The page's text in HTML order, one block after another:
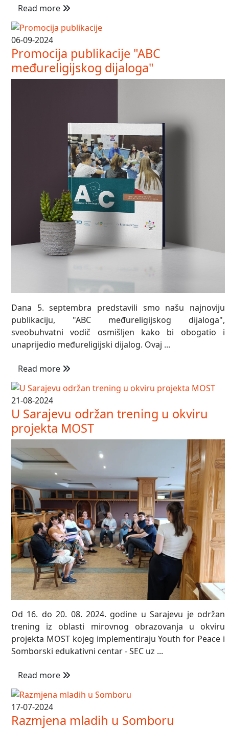
Read more
06-09-2024
Promocija publikacije "ABC
međureligijskog dijaloga"
Dana 5. septembra predstavili smo našu najnoviju
publikaciju, "ABC međureligijskog dijaloga",
sveobuhvatni vodič osmišljen kako bi obogatio i
unaprijedio međureligijski dijalog. Ovaj ...
Read more
21-08-2024
U Sarajevu održan trening u okviru
projekta MOST
Od 16. do 20. 08. 2024. godine u Sarajevu je održan
trening iz oblasti mirovnog obrazovanja u okviru
projekta MOST kojeg implementiraju Youth for Peace i
Somborski edukativni centar - SEC uz ...
Read more
17-07-2024
Razmjena mladih u Somboru